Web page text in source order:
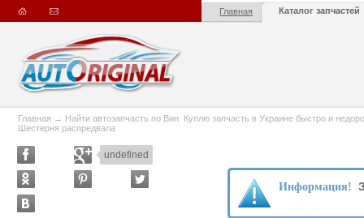
Главная Каталог запчастей
Главная → Найти автозапчасть по Вин. Куплю запчасть в Украине быстро и
Шестерня распредвала
undefined
Информация!